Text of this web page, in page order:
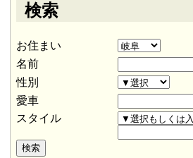
検索
お住まい
名前
性別
愛車
スタイル